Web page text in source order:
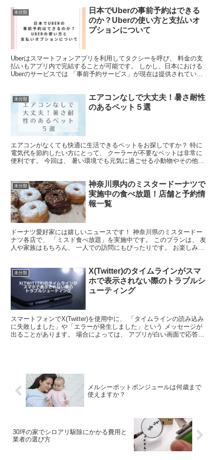
未分類
日本でUberの事前予約はできる
のか？Uberの使い方と支払いオ
プションについて
Uberはスマートフォンアプリを利用してタクシーを呼び、 料金の支
払いもアプリ内で完結することが可能です。 しかし、日本における
Uberのサービスでは 「事前予約サービス」が現在は提供されていま
未分類
エアコンなしで大丈夫！暑さ耐性
のあるペット５選
エアコンがなくても快適に生活できるペットをお探しですか？ 特に
電気代を節約したい方にとって、 クーラーが不要なペットは非常に
便利です。 今回は、 暑い環境でも元気に過ごせる小動物やその他の
未分類
神奈川県内のミスタードーナツで
実施中の食べ放題！店舗と予約情
報一覧
ドーナツ愛好家には嬉しいニュースです！ 神奈川県のミスタードー
ナツ各店で、 「ミスド食べ放題」を実施中です。 このプランは、 友
人や家族はもちろん、 一人での訪問にもぴったりです。 お楽しみい
未分類
X(Twitter)のタイムラインがスマ
ホで表示されない際のトラブルシ
ューティング
スマートフォンでX(Twitter)を使用中に、 「タイムラインの読み込み
に失敗しました」や「エラーが発生しました」という メッセージが
出ることがあります。 場合によっては、 アプリが白い画面で応答し
メルシーポットボンジュールは何歳まで
使えますか？
30坪の家でシロアリ駆除にかかる費用と
業者の選び方